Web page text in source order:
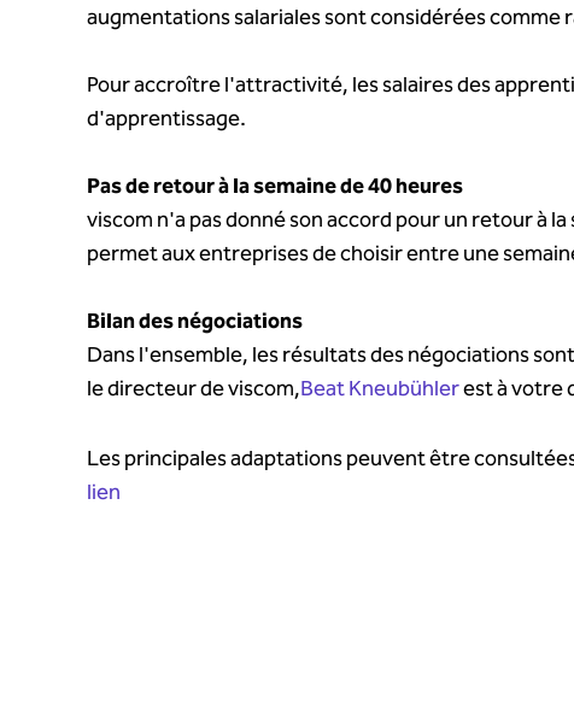
augmentations salariales sont considérées comme
Pour accroître l'attractivité, les salaires des
d'apprentissage.
Pas de retour à la semaine de 40 heures
viscom n'a pas donné son accord pour un retour à
permet aux entreprises de choisir entre une
Bilan des négociations
Dans l'ensemble, les résultats des négociations
le directeur de viscom,Beat Kneubühlerest à votre
Les principales adaptations peuvent être
lien